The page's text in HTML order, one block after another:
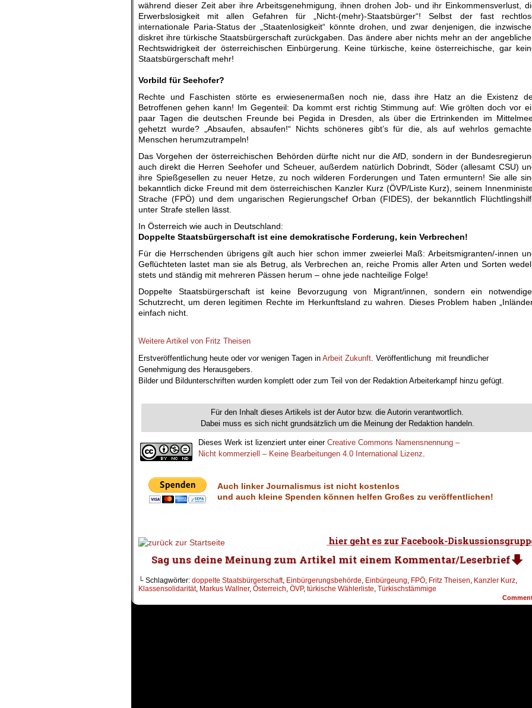
während dieser Zeit aber ihre Arbeitsgenehmigung, ihnen drohen Job- und ihr Einkommensverlust,
Erwerbslosigkeit mit allen Gefahren für „Nicht-(mehr)-Staatsbürger“! Selbst der fast
internationale Paria-Status der „Staatenlosigkeit“ könnte drohen, und zwar denjenigen, die
diskret ihre türkische Staatsbürgerschaft zurückgaben. Das ändere aber nichts mehr an der
Rechtswidrigkeit der österreichischen Einbürgerung. Keine türkische, keine österreichische, gar
Staatsbürgerschaft mehr!
Vorbild für Seehofer?
Rechte und Faschisten störte es erwiesenermaßen noch nie, dass ihre Hatz an die Existenz
Betroffenen gehen kann! Im Gegenteil: Da kommt erst richtig Stimmung auf: Wie grölten doch vor
paar Tagen die deutschen Freunde bei Pegida in Dresden, als über die Ertrinkenden im
gehetzt wurde? „Absaufen, absaufen!“ Nichts schöneres gibt’s für die, als auf wehrlos
Menschen herumzutrampeln!
Das Vorgehen der österreichischen Behörden dürfte nicht nur die AfD, sondern in der
auch direkt die Herren Seehofer und Scheuer, außerdem natürlich Dobrindt, Söder (allesamt CSU)
ihre Spießgesellen zu neuer Hetze, zu noch wilderen Forderungen und Taten ermuntern! Sie alle
bekanntlich dicke Freund mit dem österreichischen Kanzler Kurz (ÖVP/Liste Kurz), seinem
Strache (FPÖ) und dem ungarischen Regierungschef Orban (FIDES), der bekanntlich
unter Strafe stellen lässt.
In Österreich wie auch in Deutschland:
Doppelte Staatsbürgerschaft ist eine demokratische Forderung, kein Verbrechen!
Für die Herrschenden übrigens gilt auch hier schon immer zweierlei Maß: Arbeitsmigranten/-innen
Geflüchteten lastet man sie als Betrug, als Verbrechen an, reiche Promis aller Arten und Sorten
stets und ständig mit mehreren Pässen herum – ohne jede nachteilige Folge!
Doppelte Staatsbürgerschaft ist keine Bevorzugung von Migrant/innen, sondern ein
Schutzrecht, um deren legitimen Rechte im Herkunftsland zu wahren. Dieses Problem haben
einfach nicht.
Weitere Artikel von Fritz Theisen
Erstveröffentlichung heute oder vor wenigen Tagen in Arbeit Zukunft. Veröffentlichung mit freundlicher
Genehmigung des Herausgebers.
Bilder und Bildunterschriften wurden komplett oder zum Teil von der Redaktion Arbeiterkampf hinzu gefügt.
Für den Inhalt dieses Artikels ist der Autor bzw. die Autorin verantwortlich.
Dabei muss es sich nicht grundsätzlich um die Meinung der Redaktion handeln.
Dieses Werk ist lizenziert unter einer Creative Commons Namensnennung –
Nicht kommerziell – Keine Bearbeitungen 4.0 International Lizenz.
Auch linker Journalismus ist nicht kostenlos
und auch kleine Spenden können helfen Großes zu veröffentlichen!
└ Schlagwörter: doppelte Staatsbürgerschaft, Einbürgerungsbehörde, Einbürgeung, FPÖ, Fritz Theisen, Kanzler Kurz,
Klassensolidarität, Markus Wallner, Österreich, ÖVP, türkische Wählerliste, Türkischstämmige